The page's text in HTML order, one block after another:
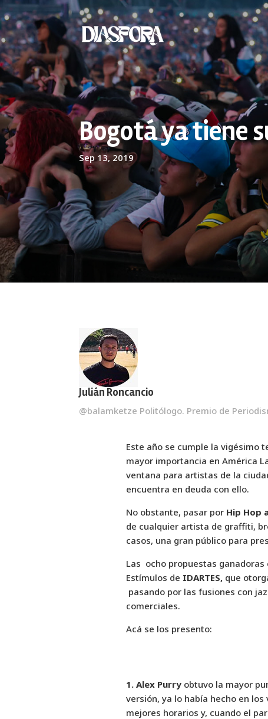
Bogotá ya tiene
Sep 13, 2019
Julián Roncancio
@balamketze Politólogo. Premio de
Este año se cumple la vigésimo
mayor importancia en América
ventana para artistas de la
encuentra en deuda con ello.
No obstante, pasar por Hip Hop
de cualquier artista de graffiti,
casos, una gran público para
Las ocho propuestas ganadoras
Estímulos de IDARTES,que
pasando por las fusiones con
comerciales.
Acá se los presento:
1. Alex Purryobtuvo la mayor
versión, ya lo había hecho en
mejores horarios y, cuando el